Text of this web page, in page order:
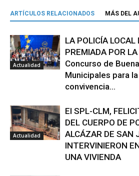
ARTÍCULOS RELACIONADOS MÁS DEL
Actualidad
LA POLICÍA
PREMIADA POR
Concurso de
Municipales para
convivencia...
Actualidad
El SPL-CLM,
DEL CUERPO DE
ALCÁZAR DE SAN
INTERVINIERON
UNA VIVIENDA